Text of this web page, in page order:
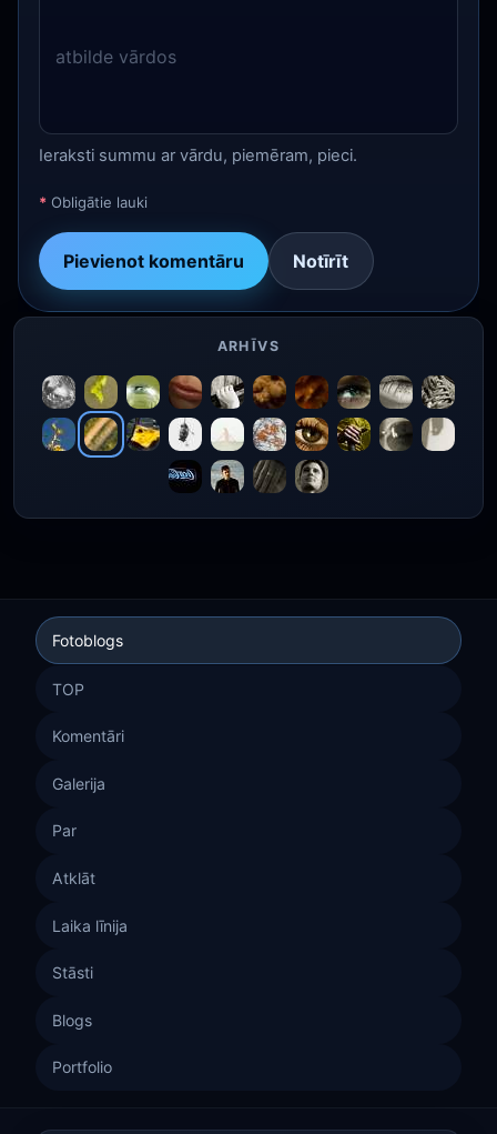
Ieraksti summu ar vārdu, piemēram, pieci.
* Obligātie lauki
Pievienot komentāru Notīrīt
ARHĪVS
Fotoblogs
TOP
Komentāri
Galerija
Par
Atklāt
Laika līnija
Stāsti
Blogs
Portfolio